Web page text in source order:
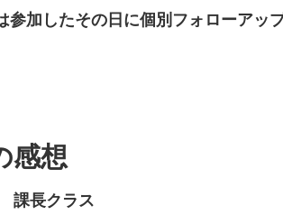
参加したその日に個別フォローアッ
感想
課長クラス